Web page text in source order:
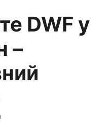
DWF у
–